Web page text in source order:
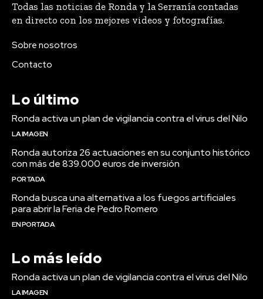
Todas las noticias de Ronda y la Serranía contadas
en directo con los mejores videos y fotografías.
Sobre nosotros
Contacto
Lo último
Ronda activa un plan de vigilancia contra el virus del Nilo
LA IMAGEN
Ronda autoriza 26 actuaciones en su conjunto histórico
con más de 839.000 euros de inversión
PORTADA
Ronda busca una alternativa a los fuegos artificiales
para abrir la Feria de Pedro Romero
EN PORTADA
Lo más leído
Ronda activa un plan de vigilancia contra el virus del Nilo
LA IMAGEN